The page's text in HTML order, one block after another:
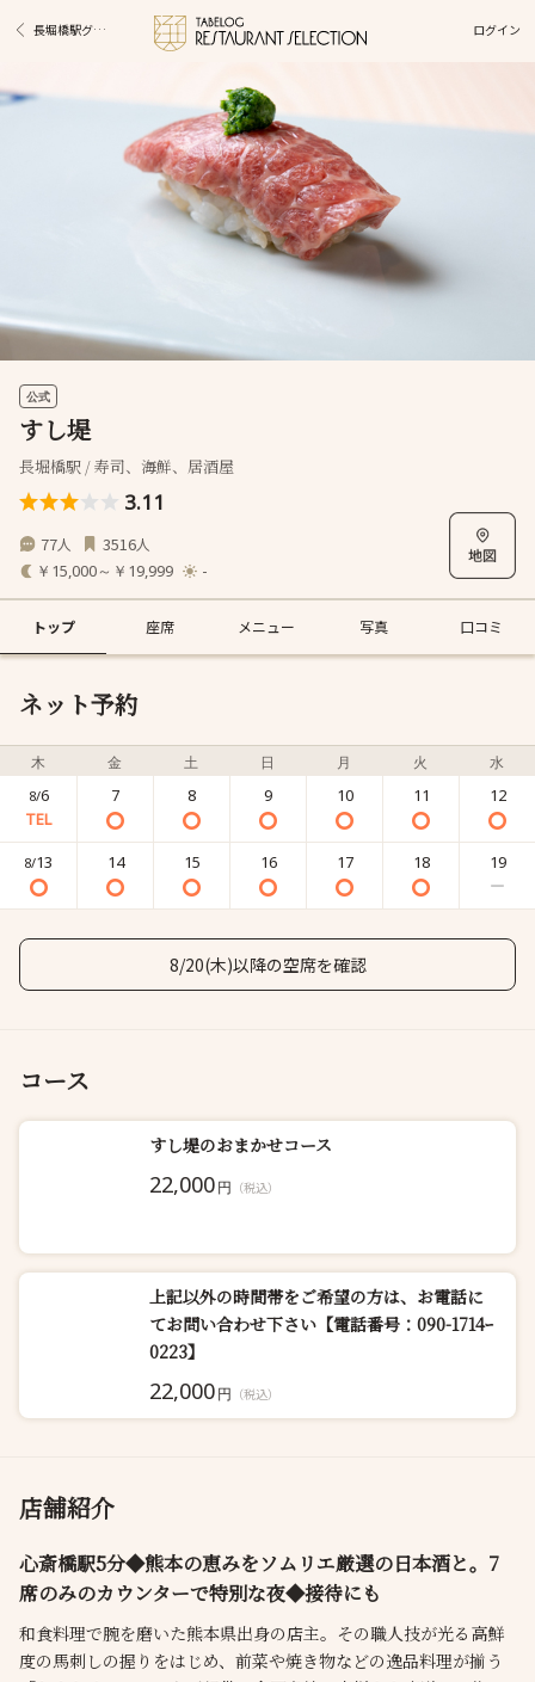
長堀橋駅グルメ ログイン
公式
すし堤
長堀橋駅 / 寿司、海鮮、居酒屋
3.11
77人 3516人
￥15,000～￥19,999 -
トップ 座席 メニュー 写真 口コミ
ネット予約
木 金 土 日 月 火 水
8/6 7 8 9 10 11 12
8/13 14 15 16 17 18 19
8/20(木)以降の空席を確認
コース
すし堤のおまかせコース
22,000円 （税込）
上記以外の時間帯をご希望の方は、お電話に
てお問い合わせ下さい【電話番号：090-1714ｰ
0223】
22,000円 （税込）
店舗紹介
心斎橋駅5分◆熊本の恵みをソムリエ厳選の日本酒と。7
席のみのカウンターで特別な夜◆接待にも
和食料理で腕を磨いた熊本県出身の店主。その職人技が光る高鮮
度の馬刺しの握りをはじめ、前菜や焼き物などの逸品料理が揃う